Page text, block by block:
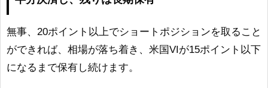
無事、20ポイント以上でショートポジションを取ること
ができれば、相場が落ち着き、米国VIが15ポイント以下
になるまで保有し続けます。